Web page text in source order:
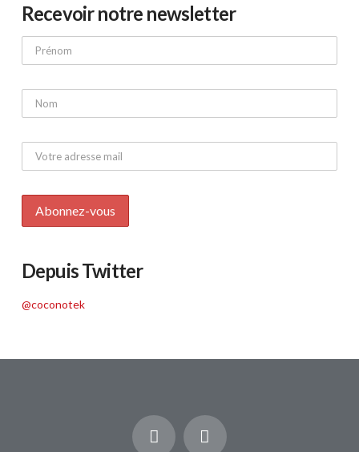
Recevoir notre newsletter
Depuis Twitter
@coconotek